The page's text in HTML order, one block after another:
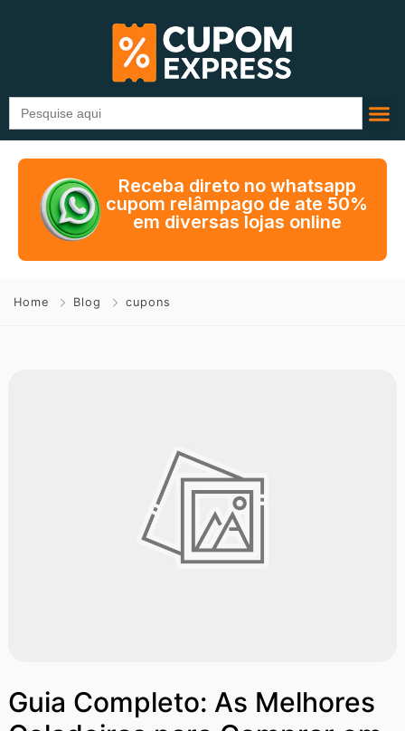
Search
for:
Receba direto no whatsapp
cupom relâmpago de ate 50%
em diversas lojas online
Home Blog cupons
Guia Completo: As Melhores